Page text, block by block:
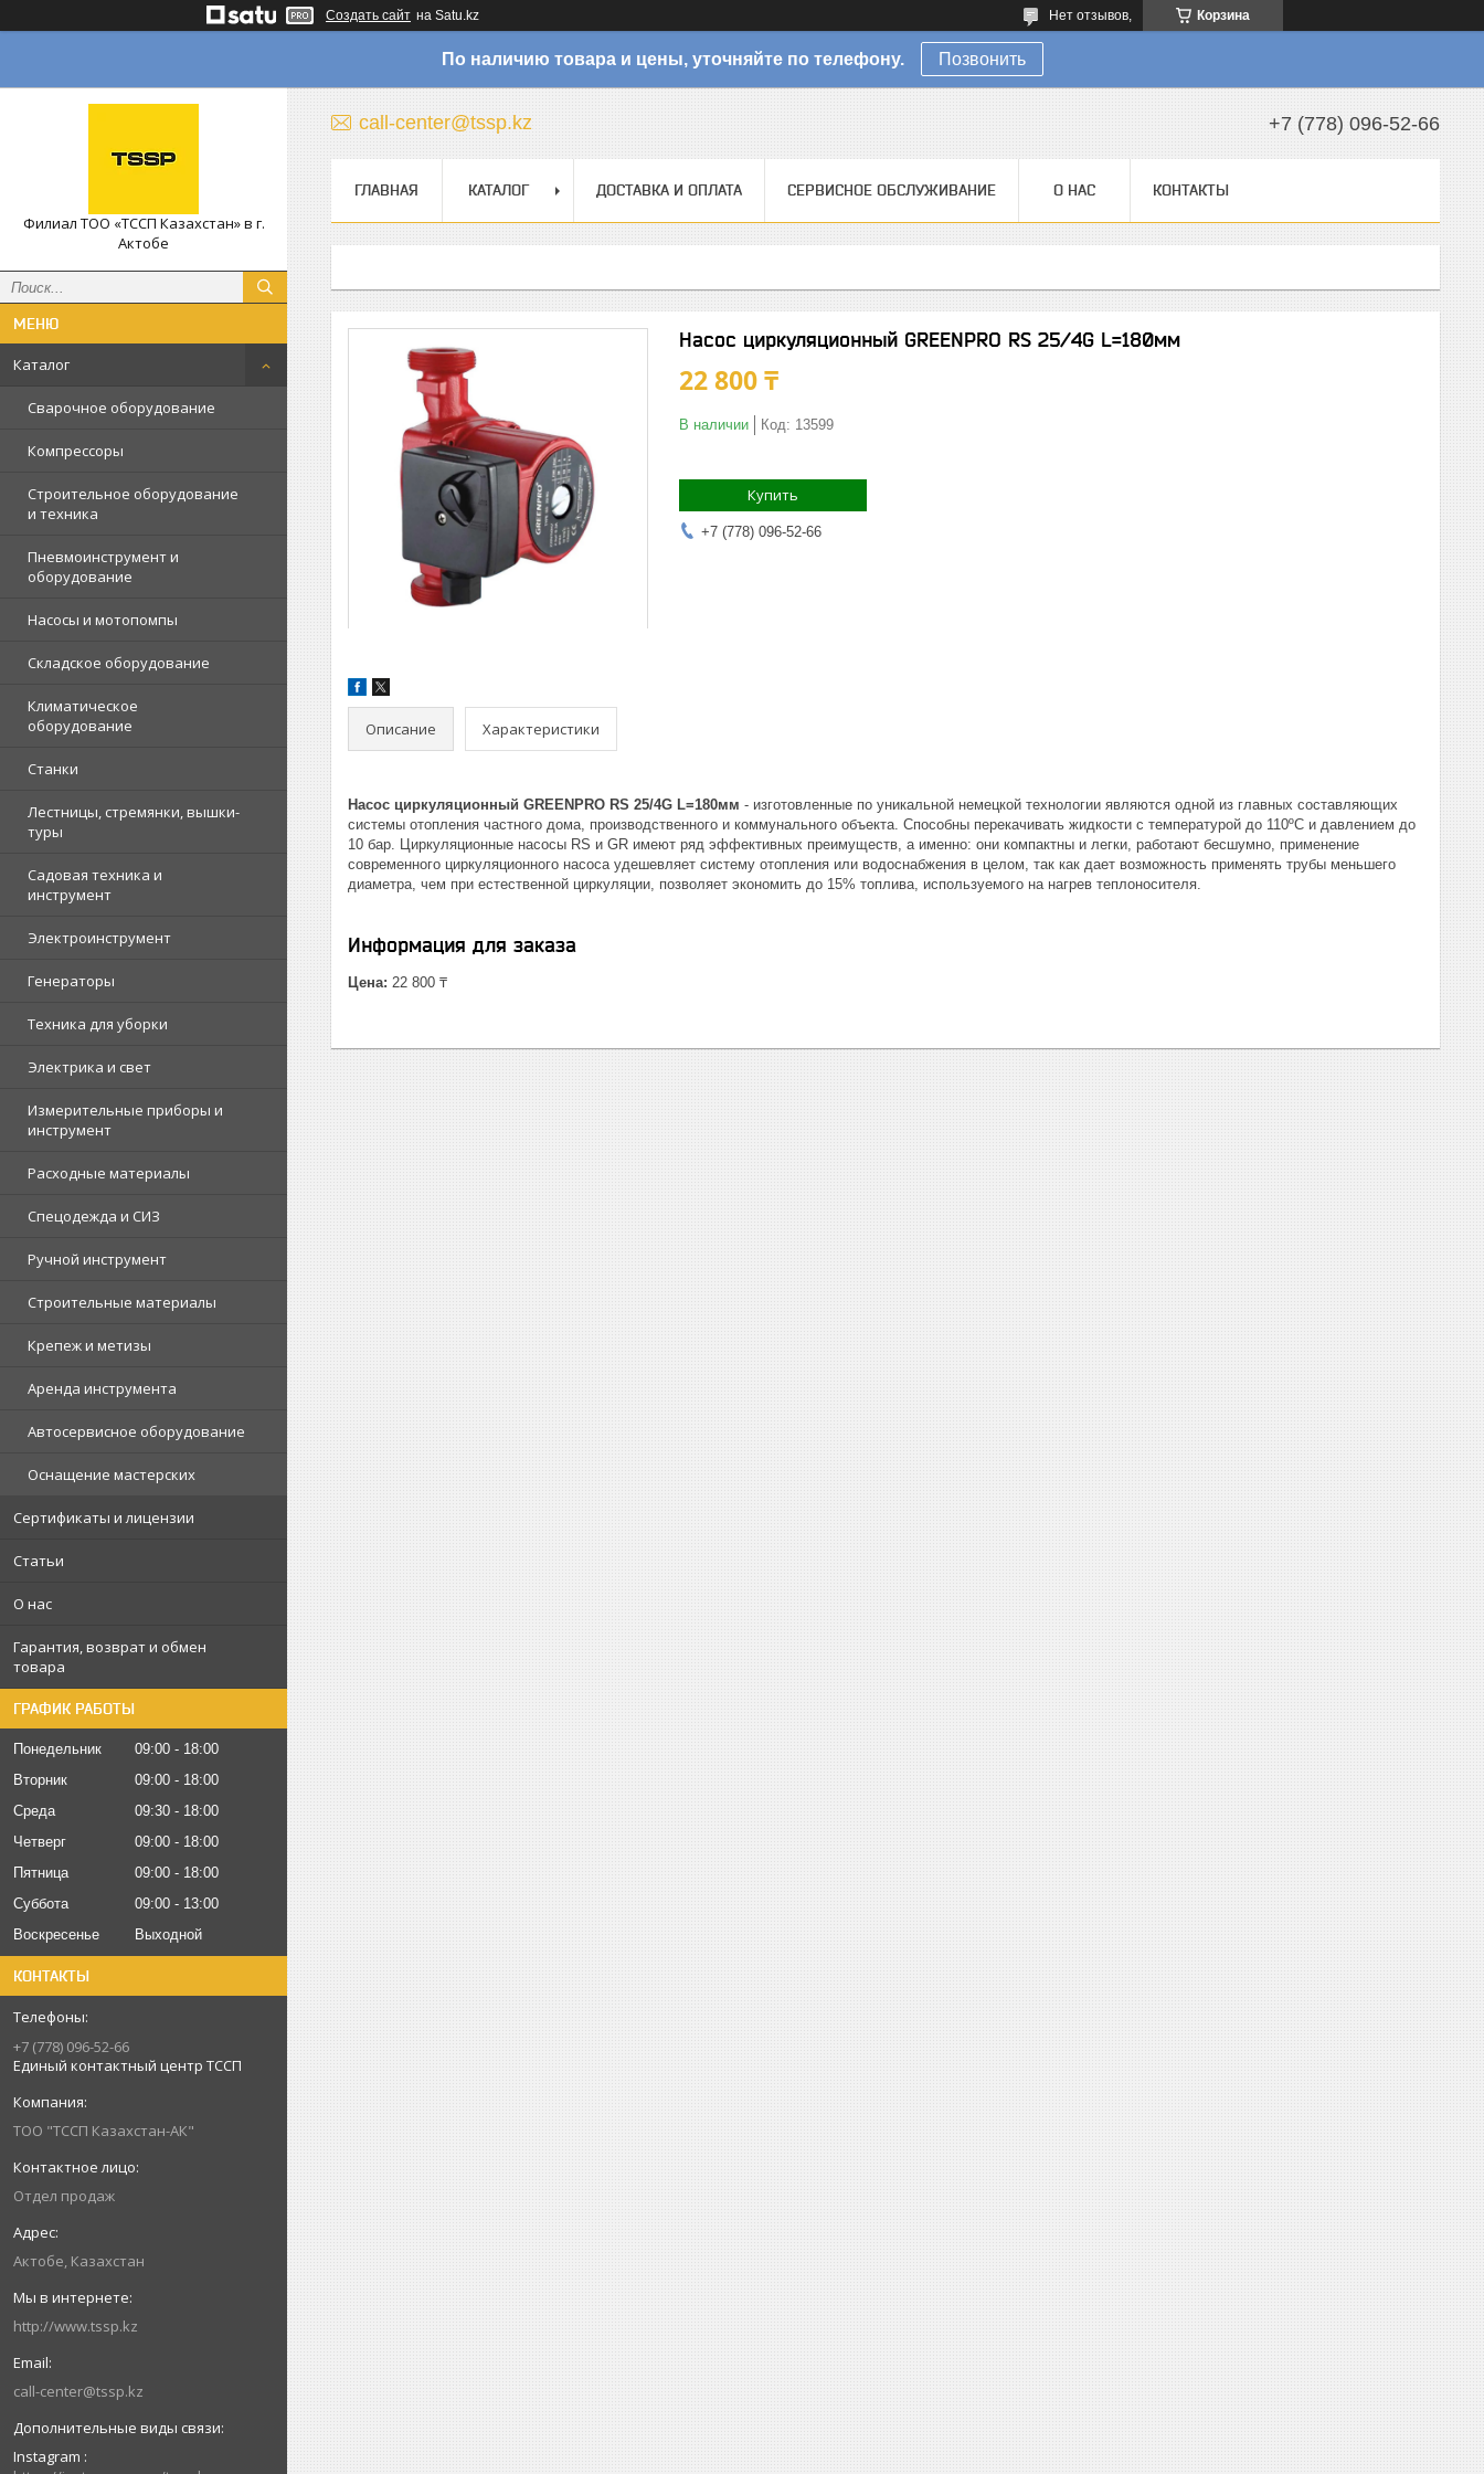
Создать сайт на Satu.kz Корзина
Нет отзывов,
По наличию товара и цены, уточняйте по телефону. Позвонить
Филиал ТОО «ТССП Казахстан» в г.
Актобе
Каталог
Сварочное оборудование
Компрессоры
Строительное оборудование
и техника
Пневмоинструмент и
оборудование
Насосы и мотопомпы
Складское оборудование
Климатическое
оборудование
Станки
Лестницы, стремянки, вышки-
туры
Садовая техника и
инструмент
Электроинструмент
Генераторы
Техника для уборки
Электрика и свет
Измерительные приборы и
инструмент
Расходные материалы
Спецодежда и СИЗ
Ручной инструмент
Строительные материалы
Крепеж и метизы
Аренда инструмента
Автосервисное оборудование
Оснащение мастерских
Сертификаты и лицензии
Статьи
О нас
Гарантия, возврат и обмен
товара
ГРАФИК РАБОТЫ
Понедельник 09:00
18:00
Вторник
09:00
18:00
Среда
09:30
18:00
Четверг
09:00
18:00
Пятница
09:00
18:00
Суббота
09:00
13:00
Воскресенье
Выходной
КОНТАКТЫ
+7 (778) 096-52-66
Единый контактный центр ТССП
ТОО "ТССП Казахстан-АК"
Отдел продаж
Актобе, Казахстан
http://www.tssp.kz
call-center@tssp.kz
Instagram
call-center@tssp.kz +7 (778) 096-52-66
ГЛАВНАЯ КАТАЛОГ ДОСТАВКА И ОПЛАТА СЕРВИСНОЕ ОБСЛУЖИВАНИЕ О НАС КОНТАКТЫ
Насос циркуляционный GREENPRO RS 25/4G L=180мм
22 800 ₸
В наличии Код: 13599
Купить
+7 (778) 096-52-66
Описание Характеристики
Насос циркуляционный GREENPRO RS 25/4G L=180мм - изготовленные по уникальной немецкой технологии являются одной из главных составляющих
системы отопления частного дома, производственного и коммунального объекта. Способны перекачивать жидкости с температурой до 110ºС и давлением до
10 бар. Циркуляционные насосы RS и GR имеют ряд эффективных преимуществ, а именно: они компактны и легки, работают бесшумно, применение
современного циркуляционного насоса удешевляет систему отопления или водоснабжения в целом, так как дает возможность применять трубы меньшего
диаметра, чем при естественной циркуляции, позволяет экономить до 15% топлива, используемого на нагрев теплоносителя.
Информация для заказа
Цена: 22 800 ₸